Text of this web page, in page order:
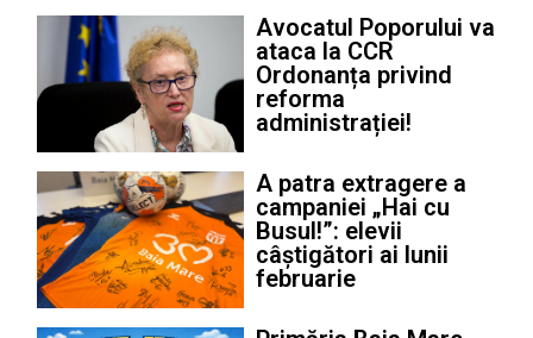
Avocatul Poporului va
ataca la CCR
Ordonanța privind
reforma
administrației!
A patra extragere a
campaniei „Hai cu
Busul!”: elevii
câștigători ai lunii
februarie